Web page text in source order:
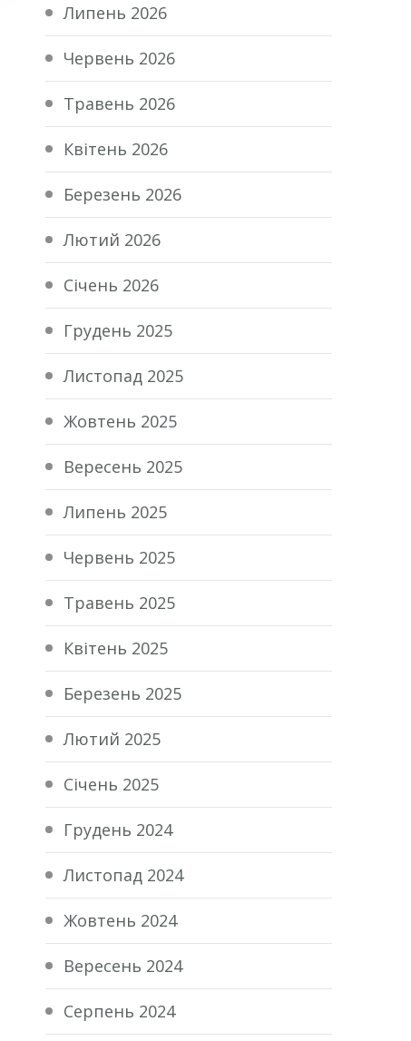
Липень 2026
Червень 2026
Травень 2026
Квітень 2026
Березень 2026
Лютий 2026
Січень 2026
Грудень 2025
Листопад 2025
Жовтень 2025
Вересень 2025
Липень 2025
Червень 2025
Травень 2025
Квітень 2025
Березень 2025
Лютий 2025
Січень 2025
Грудень 2024
Листопад 2024
Жовтень 2024
Вересень 2024
Серпень 2024